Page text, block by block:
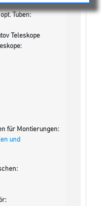
Tuben:
Teleskope
für Montierungen:
und